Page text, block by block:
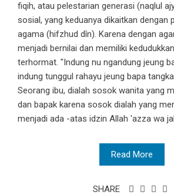
fiqih, atau pelestarian generasi (naqlul
sosial, yang keduanya dikaitkan dengan
agama (hifzhud dîn). Karena dengan
menjadi bernilai dan memiliki
terhormat. "Indung nu ngandung jeung
indung tunggul rahayu jeung bapa
Seorang ibu, dialah sosok wanita yang
dan bapak karena sosok dialah yang
menjadi ada -atas idzin Allah 'azza wa
Read More
SHARE